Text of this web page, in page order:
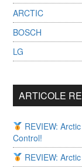
ARCTIC
BOSCH
LG
ARTICOLE
REVIEW:
Control!
REVIEW: